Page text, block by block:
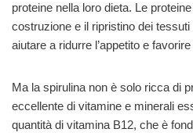
proteine nella loro dieta. Le
costruzione e il ripristino dei
aiutare a ridurre l’appetito e
Ma la spirulina non è solo ricca di
eccellente di vitamine e minerali
quantità di vitamina B12, che è